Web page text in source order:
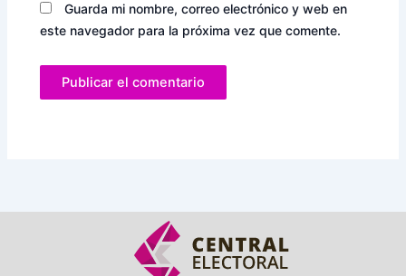
Guarda mi nombre, correo electrónico y web en
este navegador para la próxima vez que comente.